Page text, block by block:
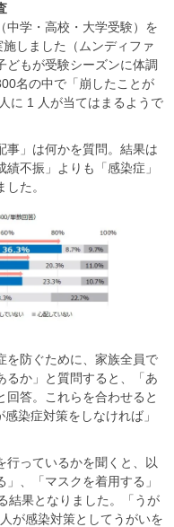
中学・高校・大学受験）を
しました（ムンディファ
どもが受験シーズンに体調
名の中で「崩したことが
に 1 人が当てはまるようで
事」は何かを質問。結果は
不振」よりも「感染症」
た。
を防ぐために、家族全員で
るか」と質問すると、「あ
回答。これらを合わせると
染症対策をしなければ」
行っているかを聞くと、以
、「マスクを着用する」
結果となりました。「うが
が感染対策としてうがいを